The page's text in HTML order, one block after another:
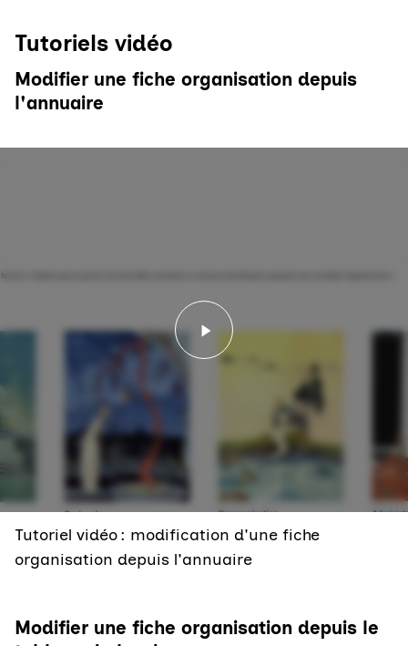
Tutoriels vidéo
Modifier une fiche organisation depuis
l'annuaire
Lancer la vidéo -
Tutoriel vidéo : modification d'une fiche
organisation depuis l'annuaire
Modifier une fiche organisation depuis le